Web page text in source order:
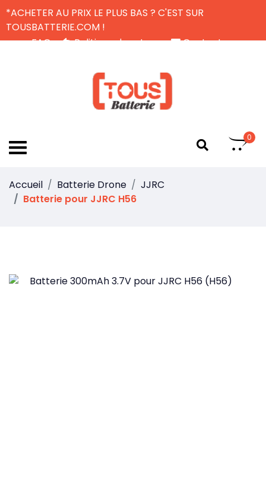
*ACHETER AU PRIX LE PLUS BAS ? C'EST SUR
TOUSBATTERIE.COM !
FAQ
Politique de retour
Contactez-nous
0
Accueil Batterie Drone
JJRC
Batterie pour JJRC H56